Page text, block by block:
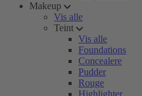
Makeup
Vis alle
Teint
Vis alle
Foundations
Concealere
Pudder
Rouge
Highlighter